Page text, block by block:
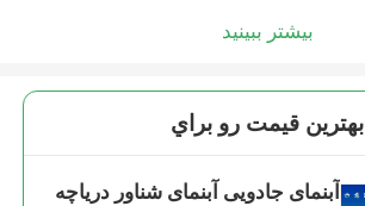
بیشتر ببینید
بهترين قيمت رو براي
آبنمای جادویی آبنمای شناور دریاچه